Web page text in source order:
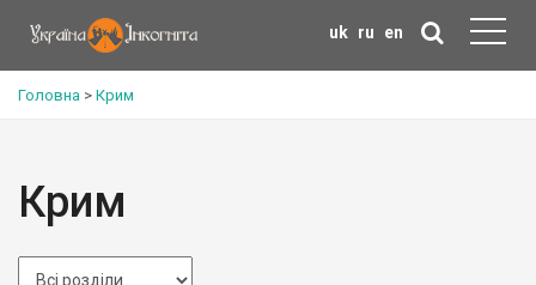
uk ru en
Головна > Крим
Крим